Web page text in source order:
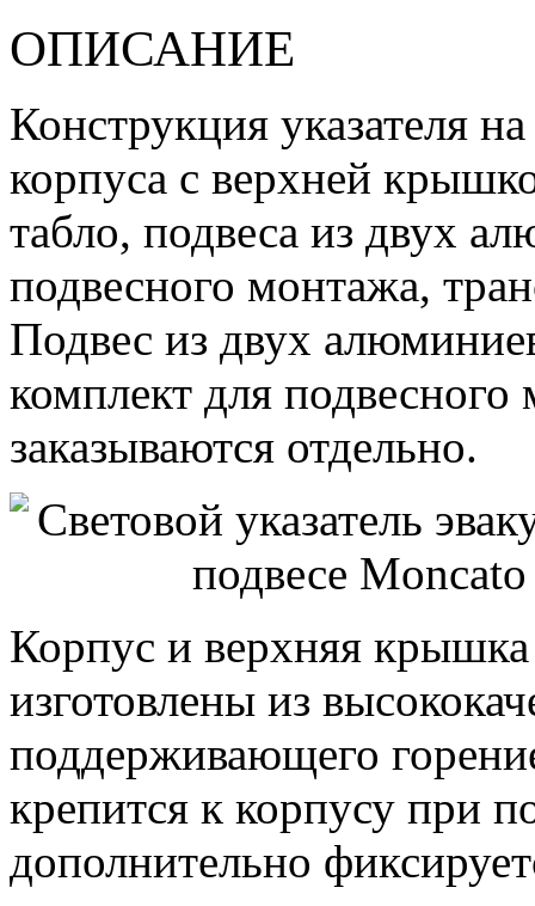
ОПИСАНИЕ
Конструкция указателя
корпуса с верхней
табло, подвеса из двух
подвесного монтажа,
Подвес из двух
комплект для
заказываются отдельно.
Корпус и верхняя крышка
изготовлены из
поддерживающего
крепится к корпусу при
дополнительно